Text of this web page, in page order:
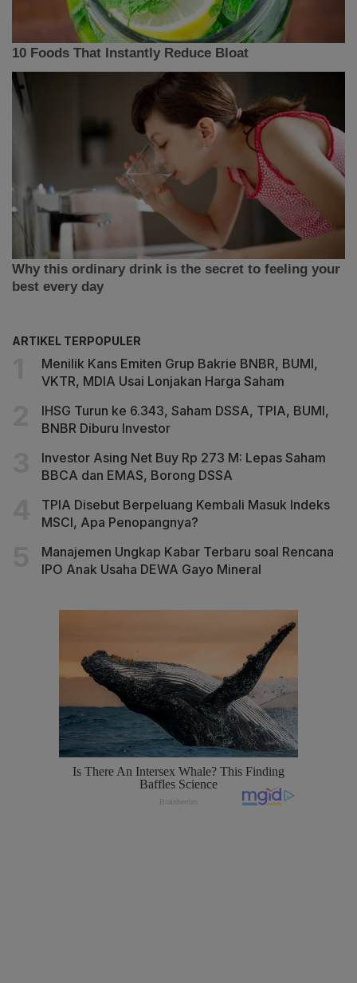
ARTIKEL TERPOPULER
Menilik Kans Emiten Grup Bakrie BNBR, BUMI,
VKTR, MDIA Usai Lonjakan Harga Saham
IHSG Turun ke 6.343, Saham DSSA, TPIA, BUMI,
BNBR Diburu Investor
Investor Asing Net Buy Rp 273 M: Lepas Saham
BBCA dan EMAS, Borong DSSA
TPIA Disebut Berpeluang Kembali Masuk Indeks
MSCI, Apa Penopangnya?
Manajemen Ungkap Kabar Terbaru soal Rencana
IPO Anak Usaha DEWA Gayo Mineral